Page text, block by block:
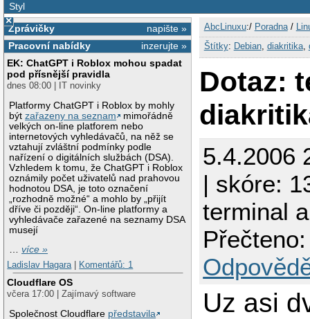
Styl
×
napište »
Zprávičky
inzerujte »
Pracovní nabídky
EK: ChatGPT i Roblox mohou spadat
pod přísnější pravidla
dnes 08:00 | IT novinky
Platformy ChatGPT i Roblox by mohly
býtzařazeny na seznam
mimořádně
velkých on-line platforem nebo
internetových vyhledávačů, na něž se
vztahují zvláštní podmínky podle
nařízení o digitálních službách (DSA).
Vzhledem k tomu, že ChatGPT i Roblox
oznámily počet uživatelů nad prahovou
hodnotou DSA, je toto označení
„rozhodně možné“ a mohlo by „přijít
dříve či později“. On-line platformy a
vyhledávače zařazené na seznamy DSA
musejí
…více »
Ladislav Hagara
Komentářů: 1
Cloudflare OS
včera 17:00 | Zajímavý software
Společnost Cloudflare představila
AbcLinuxu:/ Poradna/
Štítky: Debian, diakritika,
Dotaz:
5.4.2006
| skóre:
terminal
Uz asi